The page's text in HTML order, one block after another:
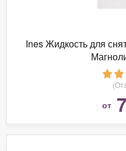
Ines Жидкость для
от